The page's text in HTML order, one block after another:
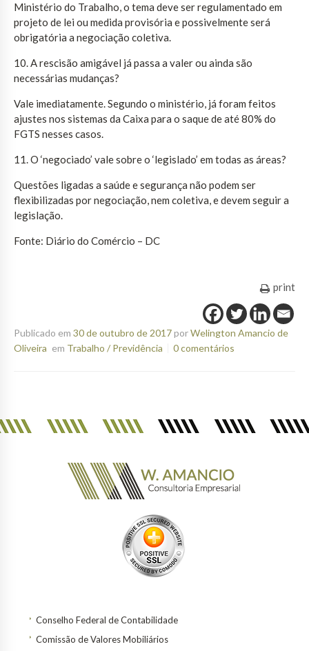
Ministério do Trabalho, o tema deve ser regulamentado em
projeto de lei ou medida provisória e possivelmente será
obrigatória a negociação coletiva.
10. A rescisão amigável já passa a valer ou ainda são
necessárias mudanças?
Vale imediatamente. Segundo o ministério, já foram feitos
ajustes nos sistemas da Caixa para o saque de até 80% do
FGTS nesses casos.
11. O ‘negociado’ vale sobre o ‘legislado’ em todas as áreas?
Questões ligadas a saúde e segurança não podem ser
flexibilizadas por negociação, nem coletiva, e devem seguir a
legislação.
Fonte: Diário do Comércio – DC
print
Publicado em 30 de outubro de 2017porWelington Amancio de
Oliveira em Trabalho / Previdência 0 comentários
Conselho Federal de Contabilidade
Comissão de Valores Mobiliários